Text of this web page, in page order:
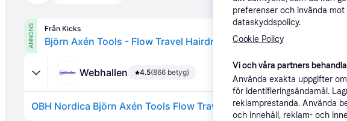
ANNONS Från Kicks
Björn Axén Tools - Flow Travel Hairdryer
Webhallen 4.5(866 betyg)
OBH Nordica Björn Axén Tools Flow Travel Hårfön / Hopfällbar / 1600W
preferenser och invända
dataskyddspolicy.
Cookie Policy
Vi och våra partners
Använda exakta uppgifter
för identifieringsändamål.
reklamprestanda. Använda
och innehåll, reklam- och